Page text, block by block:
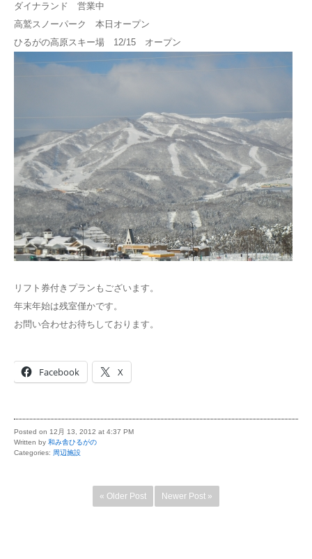
ダイナランド 営業中
高鷲スノーパーク 本日オープン
ひるがの高原スキー場 12/15 オープン
リフト券付きプランもございます。
年末年始は残室僅かです。
お問い合わせお待ちしております。
Facebook X
Posted on 12月 13, 2012 at 4:37 PM
Written by 和み舎ひるがの
Categories: 周辺施設
« Older Post Newer Post »